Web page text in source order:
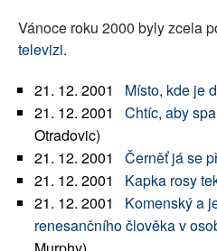
Vánoce roku 2000 byly zcela
televizi.
21. 12. 2001 Místo, kde je
21. 12. 2001 Chtíc, aby
Otradovic)
21. 12. 2001 Černěť já se
21. 12. 2001 Kapka rosy
21. 12. 2001 Komenský a
renesančního člověka v